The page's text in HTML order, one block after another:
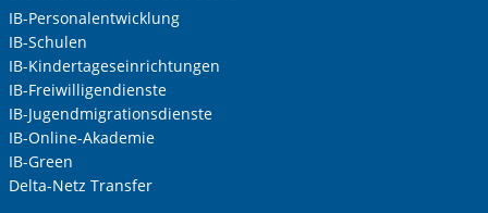
IB-Personalentwicklung
IB-Schulen
IB-Kindertageseinrichtungen
IB-Freiwilligendienste
IB-Jugendmigrationsdienste
IB-Online-Akademie
IB-Green
Delta-Netz Transfer